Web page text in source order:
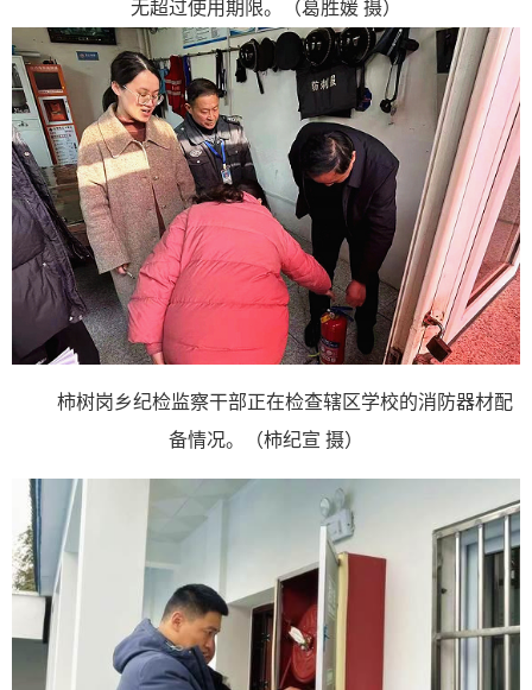
无超过使用期限。（葛胜媛 摄）
柿树岗乡纪检监察干部正在检查辖区学校的消防器材配
备情况。（柿纪宣 摄）